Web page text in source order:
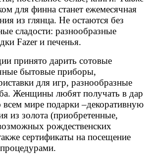
для финна станет ежемесячная
из глянца. Не остаются без
сладости: разнообразные
Fazer и печенья.
принято дарить сотовые
бытовые приборы,
для игр, разнообразные
Женщины любят получать в дар
мире подарки –декоративную
из золота (приобретенные,
рождественских
сертификаты на посещение